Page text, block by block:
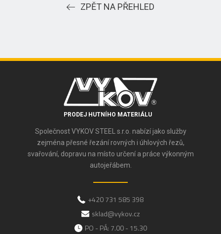
ZPĚT NA PŘEHLED
PRODEJ HUTNÍHO MATERIÁLU
Společnost VYKOV STEEL s.r.o. nabízí jako služby
zejména přesné řezání rovných i úhlových řezů,
svařování, dopravu na místo určení a práce výkonným
autojeřábem.
+420 731 585 398
sklad@vykov.cz
PO - PÁ: 7.00 - 15.30